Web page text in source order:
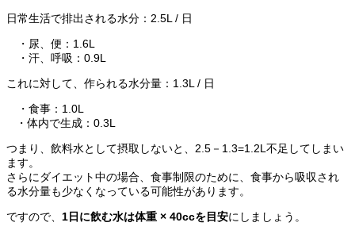
日常生活で排出される水分：2.5L / 日
・尿、便：1.6L
・汗、呼吸：0.9L
これに対して、作られる水分量：1.3L / 日
・食事：1.0L
・体内で生成：0.3L
つまり、飲料水として摂取しないと、2.5－1.3=1.2L不足してしまい
ます。
さらにダイエット中の場合、食事制限のために、食事から吸収され
る水分量も少なくなっている可能性があります。
ですので、 1日に飲む水は体重 × 40ccを目安にしましょう。